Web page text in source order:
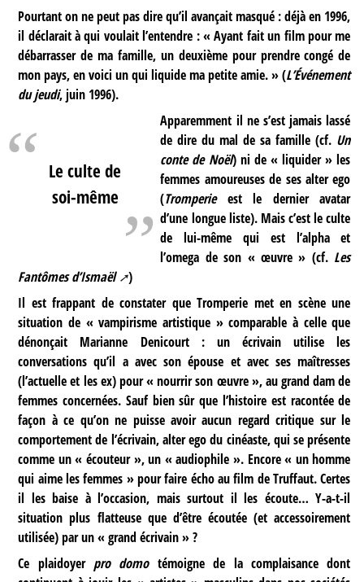
Pourtant on ne peut pas dire qu’il avançait masqué : déjà en 1996,
il déclarait à qui voulait l’entendre : « Ayant fait un film pour me
débarrasser de ma famille, un deuxième pour prendre congé de
mon pays, en voici un qui liquide ma petite amie. » (L’Événement
du jeudi, juin 1996).
Le culte de
soi-même
Apparemment il ne s’est jamais lassé
de dire du mal de sa famille (cf. Un
conte de Noël) ni de « liquider » les
femmes amoureuses de ses alter ego
(Tromperie est le dernier avatar
d’une longue liste). Mais c’est le culte
de lui-même qui est l’alpha et
l’omega de son « œuvre » (cf. Les
Fantômes d’Ismaël
)
Il est frappant de constater que Tromperie met en scène une
situation de « vampirisme artistique » comparable à celle que
dénonçait Marianne Denicourt : un écrivain utilise les
conversations qu’il a avec son épouse et avec ses maîtresses
(l’actuelle et les ex) pour « nourrir son œuvre », au grand dam de
femmes concernées. Sauf bien sûr que l’histoire est racontée de
façon à ce qu’on ne puisse avoir aucun regard critique sur le
comportement de l’écrivain, alter ego du cinéaste, qui se présente
comme un « écouteur », un « audiophile ». Encore « un homme
qui aime les femmes » pour faire écho au film de Truffaut. Certes
il les baise à l’occasion, mais surtout il les écoute… Y-a-t-il
situation plus flatteuse que d’être écoutée (et accessoirement
utilisée) par un « grand écrivain » ?
Ce plaidoyer pro domotémoigne de la complaisance dont